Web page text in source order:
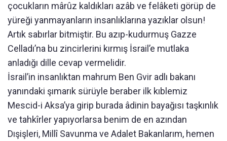
çocukların mârûz kaldıkları azâb ve felâketi görüp de
yüreği yanmayanların insanlıklarına yazıklar olsun!
Artık sabırlar bitmiştir. Bu azıp-kudurmuş Gazze
Celladı’na bu zincirlerini kırmış İsrail’e mutlaka
anladığı dille cevap vermelidir.
İsrail’in insanlıktan mahrum Ben Gvir adlı bakanı
yanındaki şımarık sürüyle beraber ilk kıblemiz
Mescid-i Aksa’ya girip burada âdinin bayağısı taşkınlık
ve tahkîrler yapıyorlarsa benim de en azından
Dışişleri, Millî Savunma ve Adalet Bakanlarım, hemen